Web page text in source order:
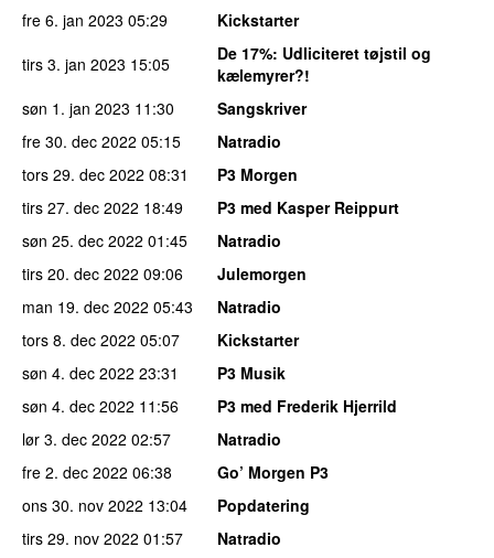
fre 6. jan 2023 05:29
Kickstarter
tirs 3. jan 2023 15:05 De 17%: Udliciteret tøjstil og
kælemyrer?!
søn 1. jan 2023 11:30
Sangskriver
fre 30. dec 2022 05:15
Natradio
tors 29. dec 2022 08:31
P3 Morgen
tirs 27. dec 2022 18:49
P3 med Kasper Reippurt
søn 25. dec 2022 01:45
Natradio
tirs 20. dec 2022 09:06
Julemorgen
man 19. dec 2022 05:43
Natradio
tors 8. dec 2022 05:07
Kickstarter
søn 4. dec 2022 23:31
P3 Musik
søn 4. dec 2022 11:56
P3 med Frederik Hjerrild
lør 3. dec 2022 02:57
Natradio
fre 2. dec 2022 06:38
Go’ Morgen P3
ons 30. nov 2022 13:04
Popdatering
tirs 29. nov 2022 01:57
Natradio